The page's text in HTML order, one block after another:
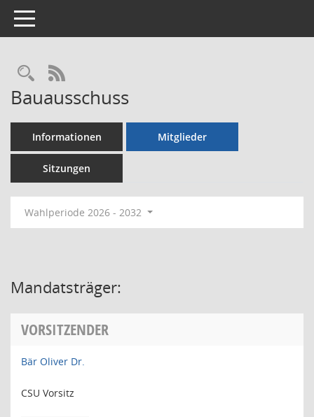
Toggle navigation
Rechercheauswahl
RSS-Feed
Bauausschuss
Informationen Mitglieder
Sitzungen
Wahlperiode 2026 - 2032
Mandatsträger:
VORSITZENDER
Bär Oliver Dr.
CSU Vorsitz